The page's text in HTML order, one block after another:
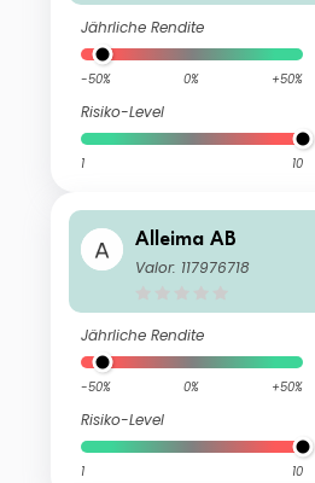
Jährliche Rendite
-50% 0% +50%
Risiko-Level
1 10
Alleima AB
Valor: 117976718
Jährliche Rendite
-50% 0% +50%
Risiko-Level
1 10